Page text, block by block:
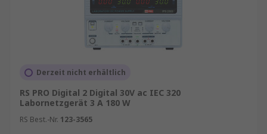
Derzeit nicht erhältlich
RS PRO Digital 2 Digital 30V ac IEC 320
Labornetzgerät 3 A 180 W
RS Best.-Nr. 123-3565